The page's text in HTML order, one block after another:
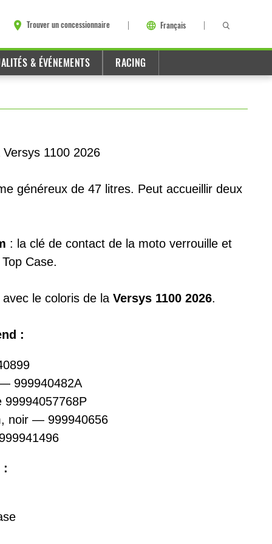
Trouver un concessionnaire Français
& ÉVÉNEMENTS RACING
1100 2026
généreux de 47 litres. Peut accueillir deux
: la clé de contact de la moto verrouille et
Case.
le coloris de la Versys 1100 2026.
:
999940482A
99994057768P
noir — 999940656
: